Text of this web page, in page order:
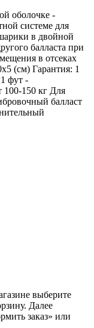
оболочке -
системе для
в двойной
балласта при
в отсеках
(см) Гарантия: 1
фут -
100-150 кг Для
балласт
выберите
Далее
заказ» или